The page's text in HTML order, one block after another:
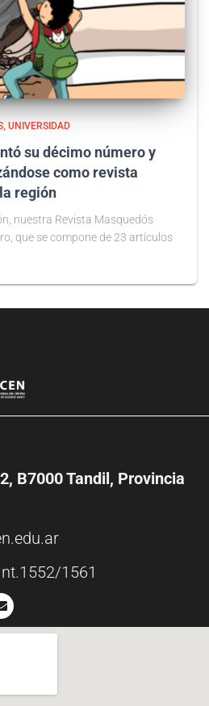
UNIVERSIDAD
su décimo número y
como revista
región
nuestra Revista Masquedós
que se compone de 23 artículos
B7000 Tandil, Provincia
1561